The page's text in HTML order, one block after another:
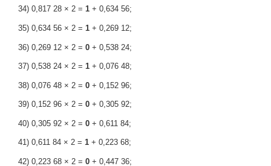
34) 0,817 28 × 2 = 1+ 0,634 56;
35) 0,634 56 × 2 = 1+ 0,269 12;
36) 0,269 12 × 2 = 0+ 0,538 24;
37) 0,538 24 × 2 = 1+ 0,076 48;
38) 0,076 48 × 2 = 0+ 0,152 96;
39) 0,152 96 × 2 = 0+ 0,305 92;
40) 0,305 92 × 2 = 0+ 0,611 84;
41) 0,611 84 × 2 = 1+ 0,223 68;
42) 0,223 68 × 2 = 0+ 0,447 36;